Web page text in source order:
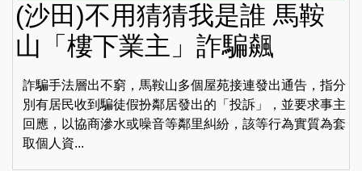
(沙田)不用猜猜我是誰 馬鞍
山「樓下業主」詐騙飆
詐騙手法層出不窮，馬鞍山多個屋苑接連發出通告，指分
別有居民收到騙徒假扮鄰居發出的「投訴」，並要求事主
回應，以協商滲水或噪音等鄰里糾紛，該等行為實質為套
取個人資...